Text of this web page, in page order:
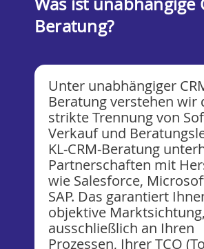
Was ist unabhängige
Beratung?
Unter unabhängiger
Beratung verstehen wir
strikte Trennung von
Verkauf und
KL-CRM-Beratung
Partnerschaften mit
wie Salesforce,
SAP. Das garantiert
objektive
ausschließlich an Ihren
Prozessen, Ihrer TCO